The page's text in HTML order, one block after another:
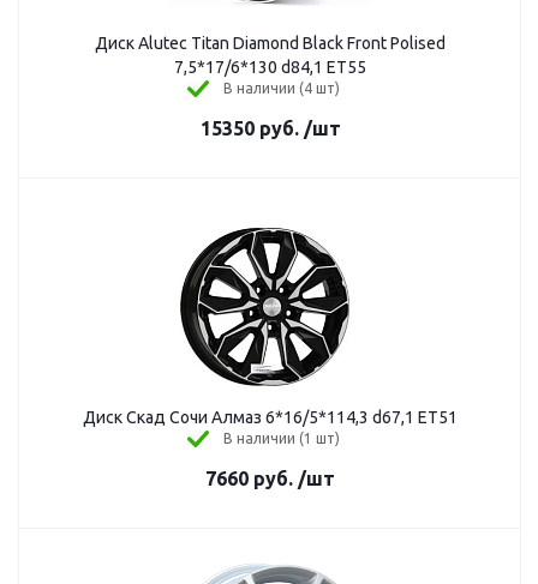
Диск Alutec Titan Diamond Black Front Polised
7,5*17/6*130 d84,1 ЕТ55
В наличии (4 шт)
15350руб. /шт
Диск Скад Сочи Алмаз 6*16/5*114,3 d67,1 ЕТ51
В наличии (1 шт)
7660 руб. /шт